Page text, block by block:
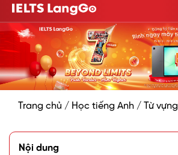
Trang chủ / Học tiếng Anh / Từ vựng
Nội dung